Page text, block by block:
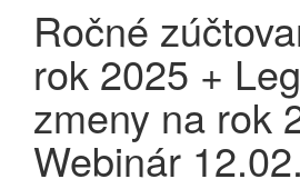
Ročné
rok 2025 +
zmeny na rok
Webinár